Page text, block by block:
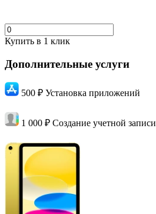
Купить в 1 клик
Дополнительные услуги
500 ₽ Установка приложений
1 000 ₽ Создание учетной записи